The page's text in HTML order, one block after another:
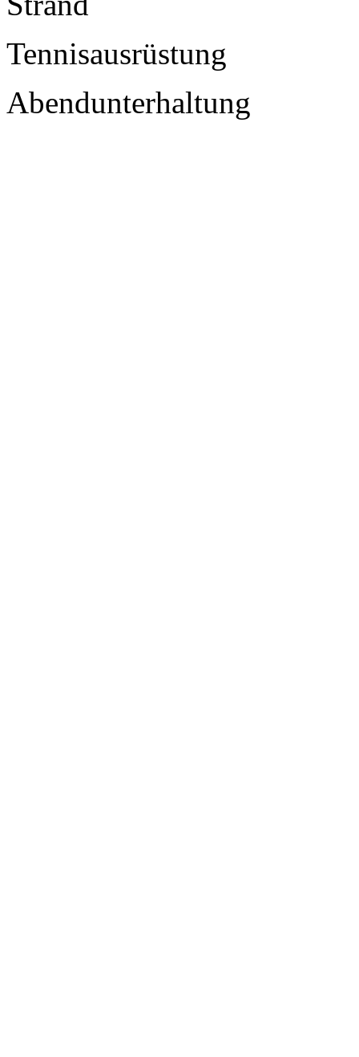
Tennisausrüstung
Abendunterhaltung